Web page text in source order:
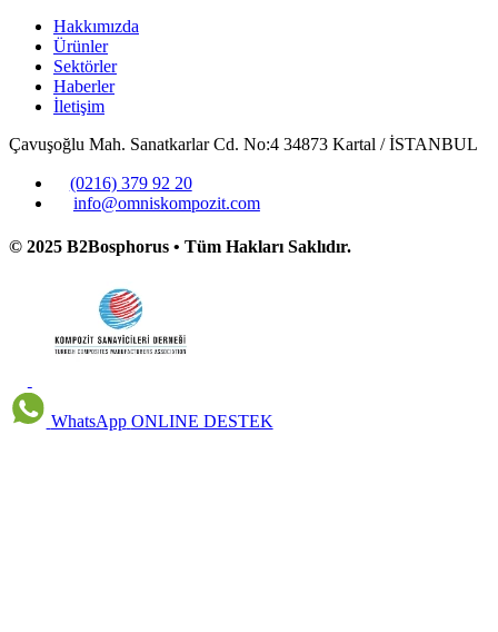
Hakkımızda
Ürünler
Sektörler
Haberler
İletişim
Çavuşoğlu Mah. Sanatkarlar Cd. No:4 34873 Kartal / İSTANBUL
(0216) 379 92 20
info@omniskompozit.com
© 2025 B2Bosphorus • Tüm Hakları Saklıdır.
WhatsApp ONLINE DESTEK